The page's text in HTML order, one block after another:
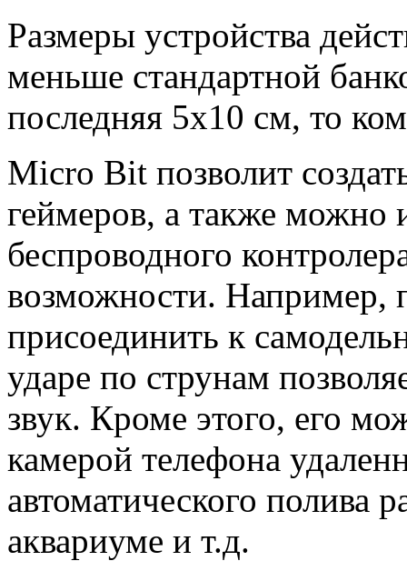
Размеры устройства
меньше стандартной
последняя 5х10 см, то
Micro Bit позволит
геймеров, а также можно
беспроводного
возможности. Например,
присоединить к
ударе по струнам
звук. Кроме этого, его
камерой телефона
автоматического полива
аквариуме и т.д.